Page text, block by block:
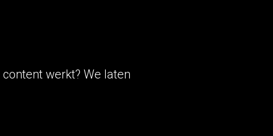
werkt? We laten